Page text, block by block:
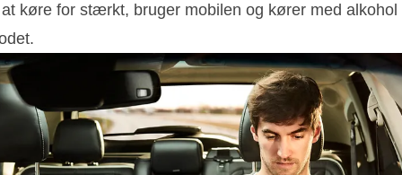
køre for stærkt, bruger mobilen og kører med alkohol